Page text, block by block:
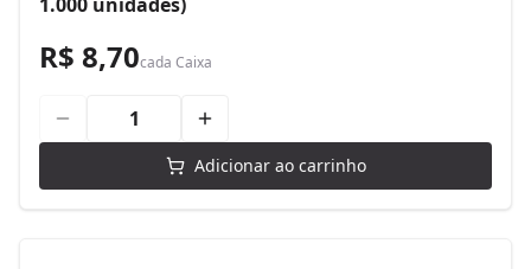
R$ 8,70cada Caixa
Adicionar ao carrinho